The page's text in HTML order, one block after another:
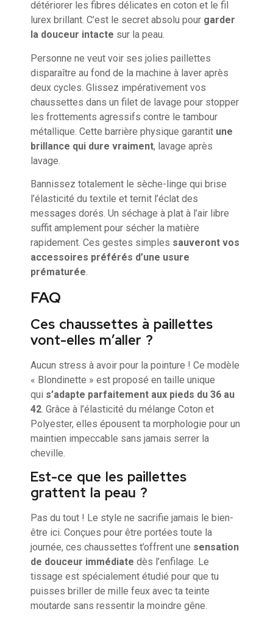
détériorer les fibres délicates en coton et le fil
lurex brillant. C’est le secret absolu pour garder
la douceur intacte sur la peau.
Personne ne veut voir ses jolies paillettes
disparaître au fond de la machine à laver après
deux cycles. Glissez impérativement vos
chaussettes dans un filet de lavage pour stopper
les frottements agressifs contre le tambour
métallique. Cette barrière physique garantit une
brillance qui dure vraiment, lavage après
lavage.
Bannissez totalement le sèche-linge qui brise
l’élasticité du textile et ternit l’éclat des
messages dorés. Un séchage à plat à l’air libre
suffit amplement pour sécher la matière
rapidement. Ces gestes simples sauveront vos
accessoires préférés d’une usure
prématurée.
FAQ
Ces chaussettes à paillettes
vont-elles m’aller ?
Aucun stress à avoir pour la pointure ! Ce modèle
« Blondinette » est proposé en taille unique
qui s’adapte parfaitement aux pieds du 36 au
42 . Grâce à l’élasticité du mélange Coton et
Polyester, elles épousent ta morphologie pour un
maintien impeccable sans jamais serrer la
cheville.
Est-ce que les paillettes
grattent la peau ?
Pas du tout ! Le style ne sacrifie jamais le bien-
être ici. Conçues pour être portées toute la
journée, ces chaussettes t’offrent une sensation
de douceur immédiate dès l’enfilage. Le
tissage est spécialement étudié pour que tu
puisses briller de mille feux avec ta teinte
moutarde sans ressentir la moindre gêne.